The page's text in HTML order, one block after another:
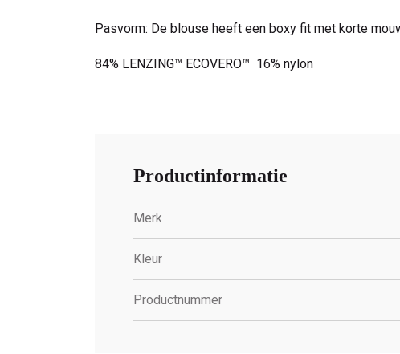
Pasvorm: De blouse heeft een boxy fit met korte
84% LENZING™ ECOVERO™ 16% nylon
Productinformatie
Merk
Kleur
Productnummer